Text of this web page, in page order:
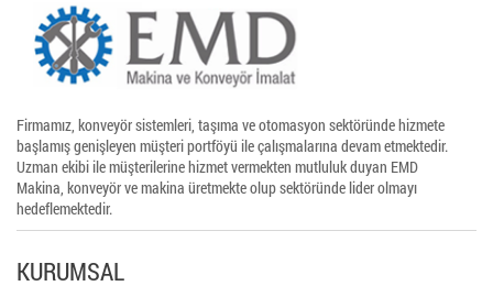
Firmamız, konveyör sistemleri, taşıma ve otomasyon sektöründe hizmete
başlamış genişleyen müşteri portföyü ile çalışmalarına devam etmektedir.
Uzman ekibi ile müşterilerine hizmet vermekten mutluluk duyan EMD
Makina, konveyör ve makina üretmekte olup sektöründe lider olmayı
hedeflemektedir.
KURUMSAL